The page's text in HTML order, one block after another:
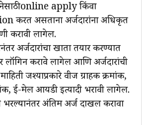
online apply किंवा
करत असताना अर्जदारांना अधिकृत
करावी लागेल.
अर्जदारांचा खाता तयार करण्यात
लॉगिन करावे लागेल आणि अर्जदारांची
जश्याप्रकारे वीज ग्राहक क्रमांक,
ई-मेल आयडी इत्यादी भरावी लागेल.
भरल्यानंतर अंतिम अर्ज दाखल करावा